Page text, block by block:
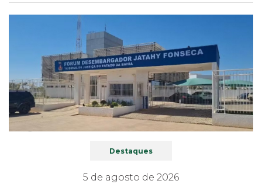
Destaques
5 de agosto de 2026